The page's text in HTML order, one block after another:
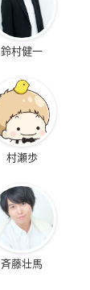
鈴村健一
村瀬歩
斉藤壮馬